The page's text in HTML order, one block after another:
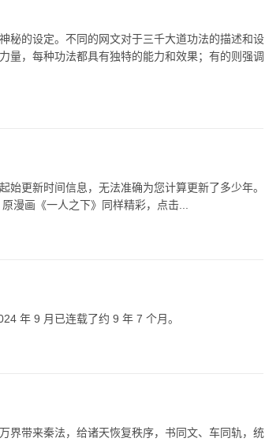
秘的设定。不同的网文对于三千大道功法的描述和设
量，每种功法都具有独特的能力和效果；有的则强调
始更新时间信息，无法准确为您计算更新了多少年。
漫画《一人之下》同样精彩，点击...
年 9 月已连载了约 9 年 7 个月。
界带来秦法，给诸天恢复秩序，书同文、车同轨，统